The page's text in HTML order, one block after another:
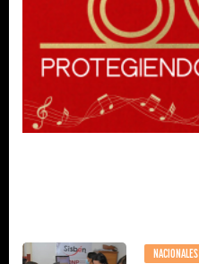
NACIONALES